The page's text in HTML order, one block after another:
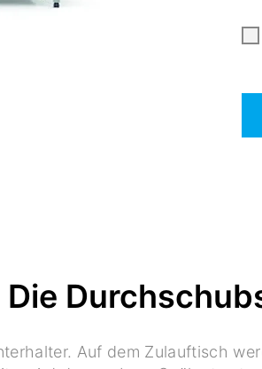
Auf dem Zulauftisch